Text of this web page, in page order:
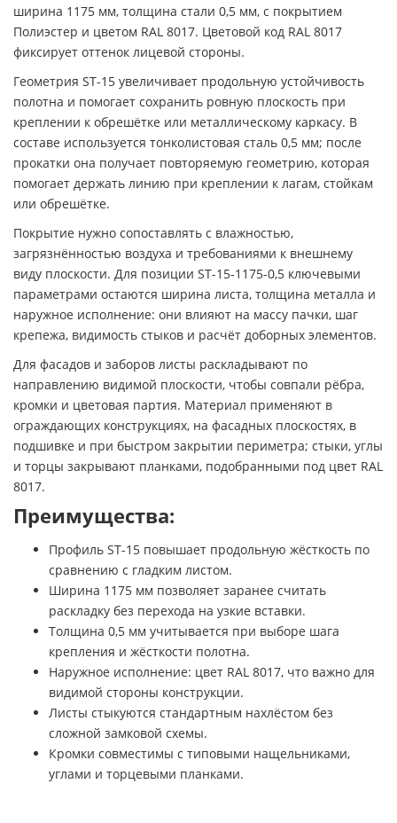
ширина 1175 мм, толщина стали 0,5 мм, с покрытием
Полиэстер и цветом RAL 8017. Цветовой код RAL 8017
фиксирует оттенок лицевой стороны.
Геометрия ST-15 увеличивает продольную устойчивость
полотна и помогает сохранить ровную плоскость при
креплении к обрешётке или металлическому каркасу. В
составе используется тонколистовая сталь 0,5 мм; после
прокатки она получает повторяемую геометрию, которая
помогает держать линию при креплении к лагам, стойкам
или обрешётке.
Покрытие нужно сопоставлять с влажностью,
загрязнённостью воздуха и требованиями к внешнему
виду плоскости. Для позиции ST-15-1175-0,5 ключевыми
параметрами остаются ширина листа, толщина металла и
наружное исполнение: они влияют на массу пачки, шаг
крепежа, видимость стыков и расчёт доборных элементов.
Для фасадов и заборов листы раскладывают по
направлению видимой плоскости, чтобы совпали рёбра,
кромки и цветовая партия. Материал применяют в
ограждающих конструкциях, на фасадных плоскостях, в
подшивке и при быстром закрытии периметра; стыки, углы
и торцы закрывают планками, подобранными под цвет RAL
8017.
Преимущества:
Профиль ST-15 повышает продольную жёсткость по
сравнению с гладким листом.
Ширина 1175 мм позволяет заранее считать
раскладку без перехода на узкие вставки.
Толщина 0,5 мм учитывается при выборе шага
крепления и жёсткости полотна.
Наружное исполнение: цвет RAL 8017, что важно для
видимой стороны конструкции.
Листы стыкуются стандартным нахлёстом без
сложной замковой схемы.
Кромки совместимы с типовыми нащельниками,
углами и торцевыми планками.